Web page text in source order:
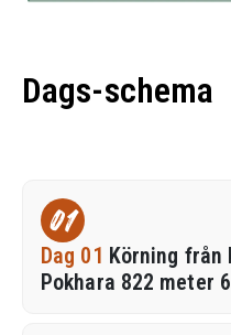
Dags-schema
01
Dag 01 Körning från
Pokhara 822 meter